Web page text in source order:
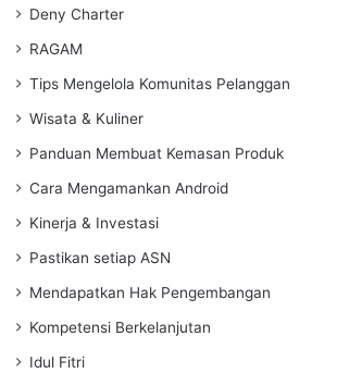
Deny Charter
RAGAM
Tips Mengelola Komunitas Pelanggan
Wisata & Kuliner
Panduan Membuat Kemasan Produk
Cara Mengamankan Android
Kinerja & Investasi
Pastikan setiap ASN
Mendapatkan Hak Pengembangan
Kompetensi Berkelanjutan
Idul Fitri